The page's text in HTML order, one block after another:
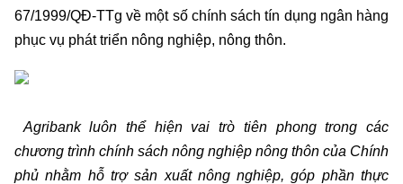
67/1999/QĐ-TTg về một số chính sách tín dụng ngân hàng
phục vụ phát triển nông nghiệp, nông thôn.
Agribank luôn thể hiện vai trò tiên phong trong các
chương trình chính sách nông nghiệp nông thôn của Chính
phủ nhằm hỗ trợ sản xuất nông nghiệp, góp phần thực